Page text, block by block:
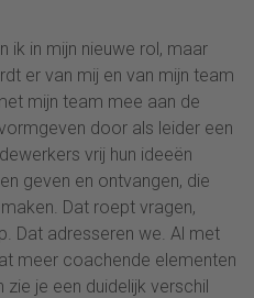
ik in mijn nieuwe rol, maar
er van mij en van mijn team
mijn team mee aan de
door als leider een
vrij hun ideeën
geven en ontvangen, die
Dat roept vragen,
Dat adresseren we. Al met
meer coachende elementen
zie je een duidelijk verschil